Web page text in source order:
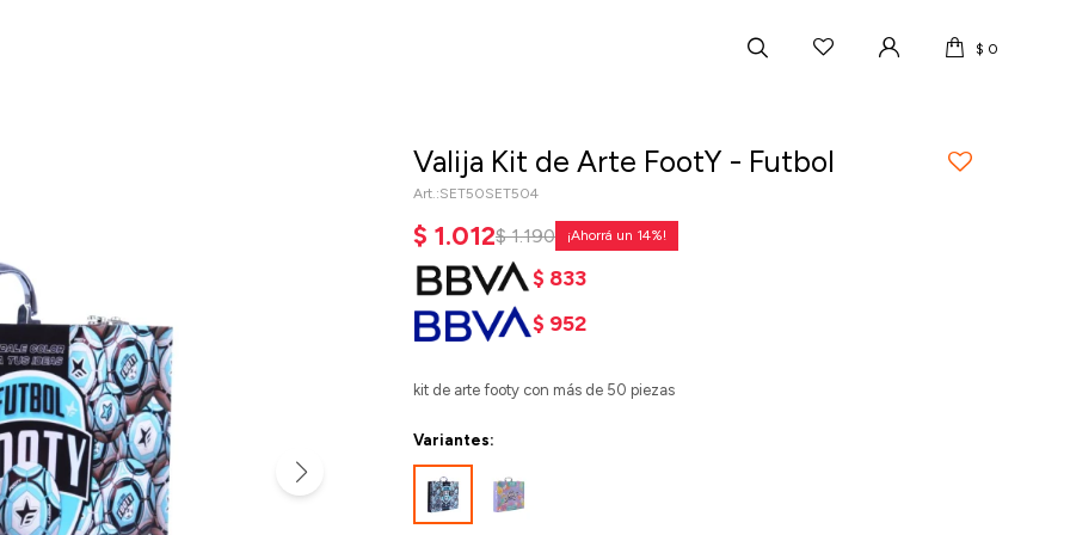
$ 0
Valija Kit de Arte FootY - Futbol
SET50SET504
$ 1.012$ 1.190 14
$ 833
$ 952
kit de arte footy con más de 50 piezas
Variantes: